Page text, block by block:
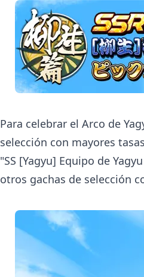
Para celebrar el Arco de
selección con mayores
"SS [Yagyu] Equipo de
otros gachas de selección